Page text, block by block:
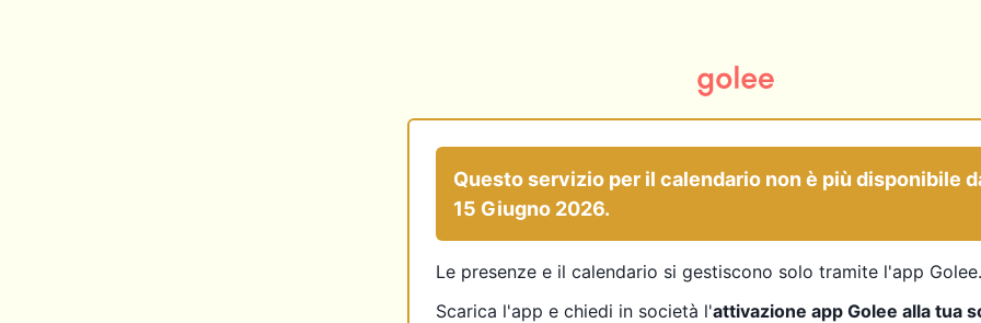
Questo servizio per il calendario non è più disponibile
15 Giugno 2026.
Le presenze e il calendario si gestiscono solo tramite l'app Golee.
Scarica l'app e chiedi in società l'attivazione app Golee alla tua